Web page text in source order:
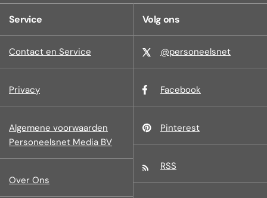
Service
Contact en Service
Privacy
Algemene voorwaarden
Personeelsnet Media BV
Over Ons
Volg ons
@personeelsnet
Facebook
Pinterest
RSS